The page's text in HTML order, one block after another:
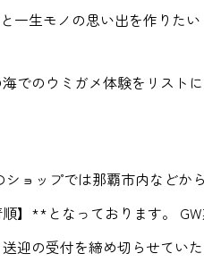
一生モノの思い出を作りたい
でのウミガメ体験をリスト
ョップでは那覇市内などか
順】**となっております。
迎の受付を締め切らせてい